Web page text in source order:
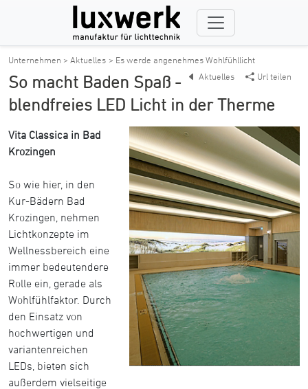
Unternehmen > Aktuelles > Es werde angenehmes Wohlfühllicht
Url teilen
Aktuelles
So macht Baden Spaß -
blendfreies LED Licht in der Therme
Vita Classica in Bad
Krozingen
So wie hier, in den
Kur-Bädern Bad
Krozingen, nehmen
Lichtkonzepte im
Wellnessbereich eine
immer bedeutendere
Rolle ein, gerade als
Wohlfühlfaktor. Durch
den Einsatz von
hochwertigen und
variantenreichen
LEDs, bieten sich
außerdem vielseitige